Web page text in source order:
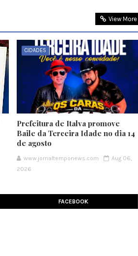
View More
CIDADES
Prefeitura de Italva promove
Baile da Terceira Idade no dia 14
de agosto
www.jornaltemponews.com
Aug 06,
2026
FACEBOOK